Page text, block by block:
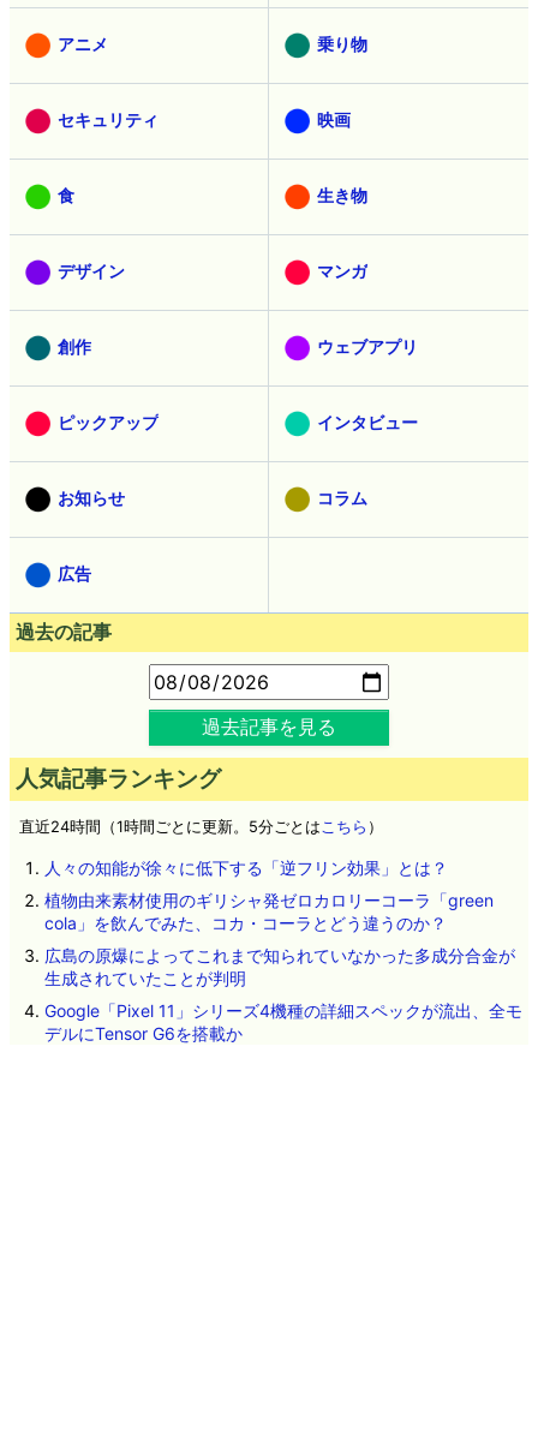
アニメ 乗り物
セキュリティ 映画
食 生き物
デザイン マンガ
創作 ウェブアプリ
ピックアップ インタビュー
お知らせ コラム
広告
過去の記事
過去記事を見る
人気記事ランキング
直近24時間（1時間ごとに更新。5分ごとはこちら ）
人々の知能が徐々に低下する「逆フリン効果」とは？
植物由来素材使用のギリシャ発ゼロカロリーコーラ「green
cola」を飲んでみた、コカ・コーラとどう違うのか？
広島の原爆によってこれまで知られていなかった多成分合金が
生成されていたことが判明
Google「Pixel 11」シリーズ4機種の詳細スペックが流出、全モ
デルにTensor G6を搭載か